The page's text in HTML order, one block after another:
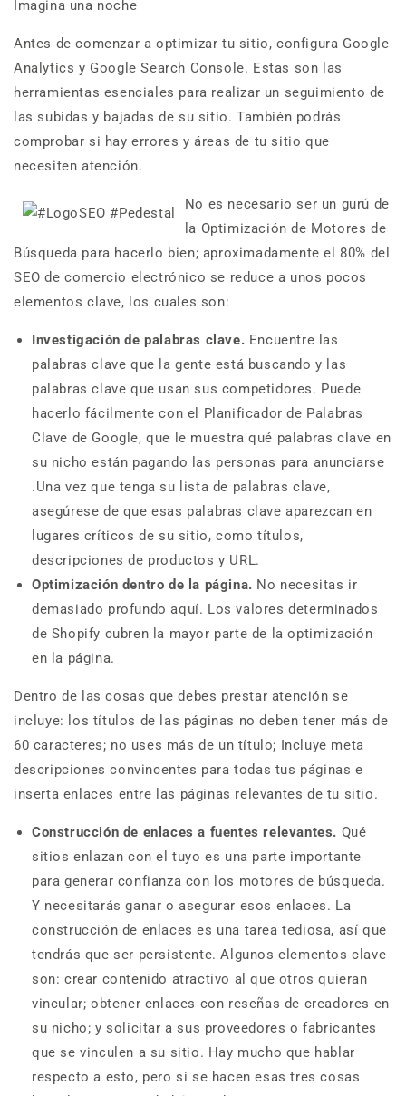
Imagina una noche
Antes de comenzar a optimizar tu sitio, configura Google
Analytics y Google Search Console. Estas son las
herramientas esenciales para realizar un seguimiento de
las subidas y bajadas de su sitio. También podrás
comprobar si hay errores y áreas de tu sitio que
necesiten atención.
No es necesario ser un gurú de
la Optimización de Motores de
Búsqueda para hacerlo bien; aproximadamente el 80% del
SEO de comercio electrónico se reduce a unos pocos
elementos clave, los cuales son:
Investigación de palabras clave. Encuentre las
palabras clave que la gente está buscando y las
palabras clave que usan sus competidores. Puede
hacerlo fácilmente con el Planificador de Palabras
Clave de Google, que le muestra qué palabras clave en
su nicho están pagando las personas para anunciarse
.Una vez que tenga su lista de palabras clave,
asegúrese de que esas palabras clave aparezcan en
lugares críticos de su sitio, como títulos,
descripciones de productos y URL.
Optimización dentro de la página. No necesitas ir
demasiado profundo aquí. Los valores determinados
de Shopify cubren la mayor parte de la optimización
en la página.
Dentro de las cosas que debes prestar atención se
incluye: los títulos de las páginas no deben tener más de
60 caracteres; no uses más de un título; Incluye meta
descripciones convincentes para todas tus páginas e
inserta enlaces entre las páginas relevantes de tu sitio.
Construcción de enlaces a fuentes relevantes. Qué
sitios enlazan con el tuyo es una parte importante
para generar confianza con los motores de búsqueda.
Y necesitarás ganar o asegurar esos enlaces. La
construcción de enlaces es una tarea tediosa, así que
tendrás que ser persistente. Algunos elementos clave
son: crear contenido atractivo al que otros quieran
vincular; obtener enlaces con reseñas de creadores en
su nicho; y solicitar a sus proveedores o fabricantes
que se vinculen a su sitio. Hay mucho que hablar
respecto a esto, pero si se hacen esas tres cosas